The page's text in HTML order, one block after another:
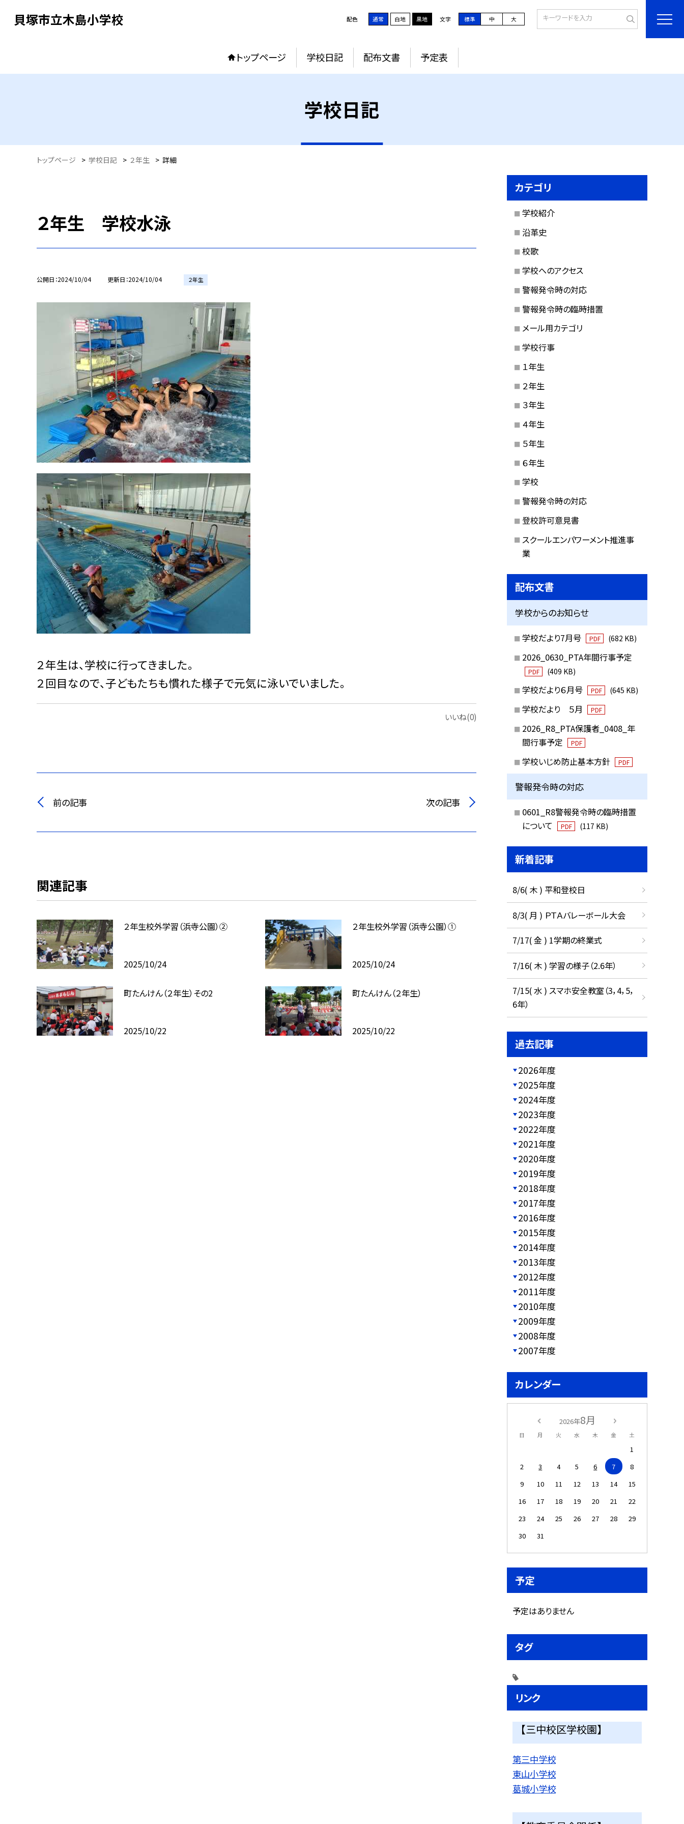
貝塚市立木島小学校 配色 通常 白地 黒地 文字 標準 中 大
トップページ 学校日記 配布文書 予定表
学校日記
トップページ > 学校日記 > ２年生 > 詳細
２年生 学校水泳
公開日 2024/10/04 更新日 2024/10/04 ２年生
２年生は、学校に行ってきました。
２回目なので、子どもたちも慣れた様子で元気に泳いでいました。
いいね(0)
前の記事 次の記事
関連記事
２年生校外学習（浜寺公園）②
2025/10/24
２年生校外学習（浜寺公園）①
2025/10/24
町たんけん（２年生）その2
2025/10/22
町たんけん（２年生）
2025/10/22
カテゴリ
学校紹介
沿革史
校歌
学校へのアクセス
警報発令時の対応
警報発令時の臨時措置
メール用カテゴリ
学校行事
１年生
２年生
３年生
４年生
５年生
６年生
学校
警報発令時の対応
登校許可意見書
スクールエンパワーメント推進事
業
配布文書
学校からのお知らせ
学校だより7月号 PDF (682 KB)
2026_0630_PTA年間行事予定
PDF (409 KB)
学校だより６月号 PDF (645 KB)
学校だより ５月 PDF
2026_R8_PTA保護者_0408_年
間行事予定
PDF
学校いじめ防止基本方針 PDF
警報発令時の対応
0601_R8警報発令時の臨時措置
について
PDF (117 KB)
新着記事
8/6( 木 ) 平和登校日
8/3( 月 ) ＰＴＡバレーボール大会
7/17( 金 ) 1学期の終業式
7/16( 木 ) 学習の様子（2.6年）
7/15( 水 ) スマホ安全教室（3，4，5，
6年）
過去記事
2026年度
2025年度
2024年度
2023年度
2022年度
2021年度
2020年度
2019年度
2018年度
2017年度
2016年度
2015年度
2014年度
2013年度
2012年度
2011年度
2010年度
2009年度
2008年度
2007年度
カレンダー
2026年8月
日 月 火 水 木 金 土
1
2
3 4 5 6 7
8
9
10 11 12 13 14
15
16
17 18 19 20 21
22
23
24 25 26 27 28
29
30
31
予定
予定はありません
タグ
リンク
【三中校区学校園】
第三中学校
東山小学校
葛城小学校